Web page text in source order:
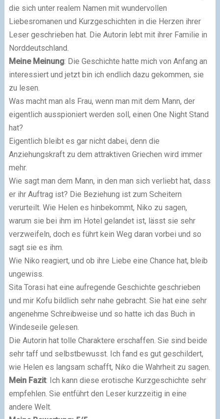
die sich unter realem Namen mit wundervollen
Liebesromanen und Kurzgeschichten in die Herzen ihrer
Leser geschrieben hat. Die Autorin lebt mit ihrer Familie in
Norddeutschland.
Meine Meinung: Die Geschichte hatte mich von Anfang an
interessiert und jetzt bin ich endlich dazu gekommen, sie
zu lesen.
Was macht man als Frau, wenn man mit dem Mann, der
eigentlich ausspioniert werden soll, einen One Night Stand
hat?
Eigentlich bleibt es gar nicht dabei, denn die
Anziehungskraft zu dem attraktiven Griechen wird immer
mehr.
Wie sagt man dem Mann, in den man sich verliebt hat, dass
er ihr Auftrag ist? Die Beziehung ist zum Scheitern
verurteilt. Wie Helen es hinbekommt, Niko zu sagen,
warum sie bei ihm im Hotel gelandet ist, lässt sie sehr
verzweifeln, doch es führt kein Weg daran vorbei und so
sagt sie es ihm.
Wie Niko reagiert, und ob ihre Liebe eine Chance hat, bleib
ungewiss.
Sita Torasi hat eine aufregende Geschichte geschrieben
und mir Kofu bildlich sehr nahe gebracht. Sie hat eine sehr
angenehme Schreibweise und so hatte ich das Buch in
Windeseile gelesen.
Die Autorin hat tolle Charaktere erschaffen. Sie sind beide
sehr taff und selbstbewusst. Ich fand es gut geschildert,
wie Helen es langsam schafft, Niko die Wahrheit zu sagen.
Mein Fazit: Ich kann diese erotische Kurzgeschichte sehr
empfehlen. Sie entführt den Leser kurzzeitig in eine
andere Welt.